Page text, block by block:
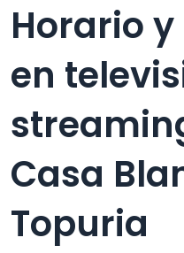
Horario
en
Casa
Topuria